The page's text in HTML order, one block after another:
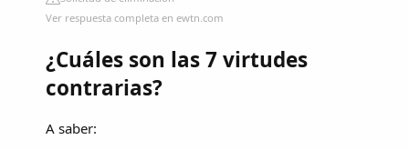
Ver respuesta completa en ewtn.com
¿Cuáles son las 7 virtudes
contrarias?
A saber: